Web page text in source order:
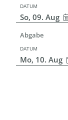
DATUM
So, 09. Aug
Abgabe
DATUM
Mo, 10. Aug